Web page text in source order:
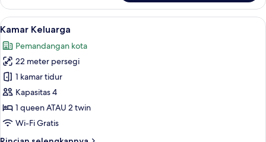
Kamar
Single
Standar
Lihat
semua
foto
untuk
Kamar
Keluarga
Kamar Keluarga | Pemandangan
5
Kamar Keluarga
Pemandangan kota
22 meter persegi
1 kamar tidur
Kapasitas 4
1 queen ATAU 2 twin
Wi-Fi Gratis